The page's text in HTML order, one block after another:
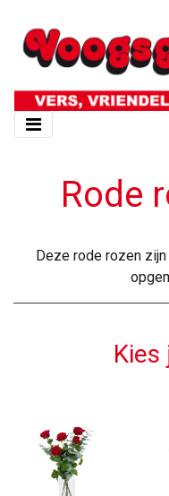
Rode
Deze rode rozen